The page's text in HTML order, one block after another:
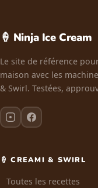
🍦 Ninja Ice Cream
Le site de référence
maison avec les
& Swirl. Testées,
🍦 CREAMI & SWIRL
Toutes les recettes